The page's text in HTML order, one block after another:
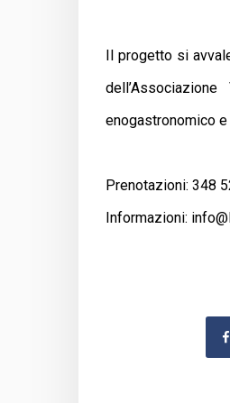
Il progetto si
enogastronomico
Prenotazioni: 348
Informazioni: